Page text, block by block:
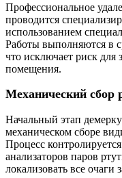
Профессиональное
проводится
использованием
Работы выполняются в
что исключает риск для
помещения.
Механический сбор
Начальный этап
механическом сборе
Процесс
анализаторов паров
локализовать все